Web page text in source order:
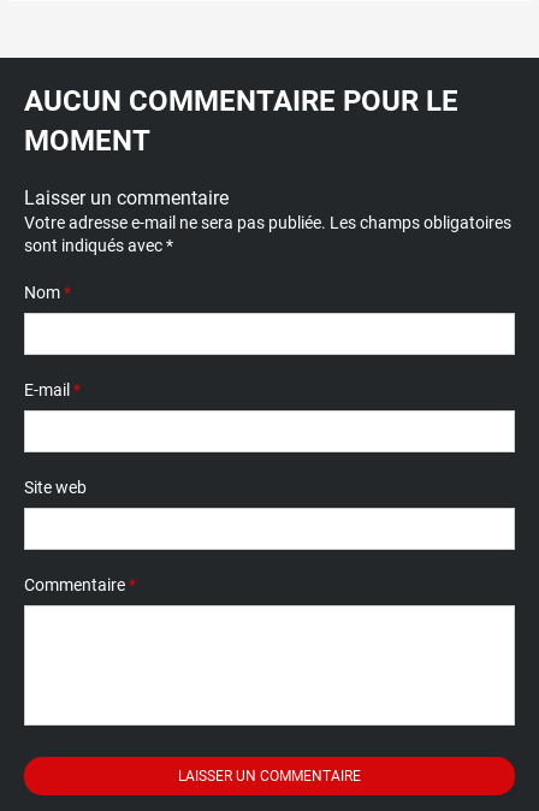
AUCUN COMMENTAIRE POUR LE
MOMENT
Laisser un commentaire
Votre adresse e-mail ne sera pas publiée. Les champs obligatoires
sont indiqués avec*
Nom*
E-mail *
Site web
Commentaire*